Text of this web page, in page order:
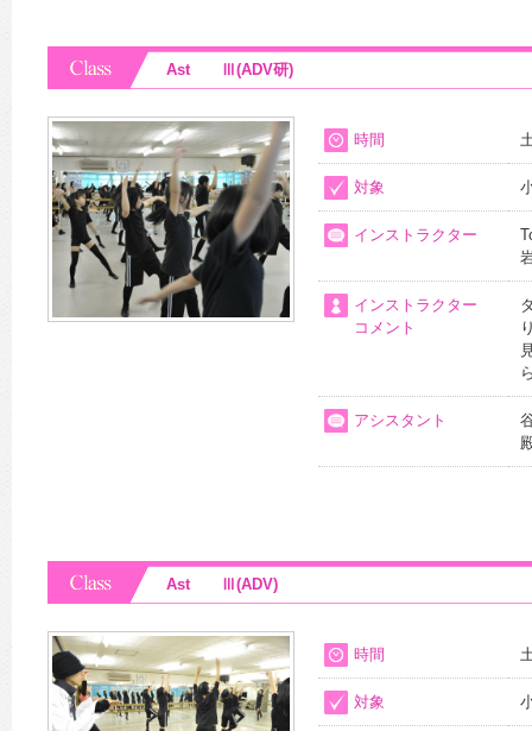
Ast Ⅲ(ADV研)
時間
対象
インストラクター
インストラクター
コメント
アシスタント
Ast Ⅲ(ADV)
時間
対象